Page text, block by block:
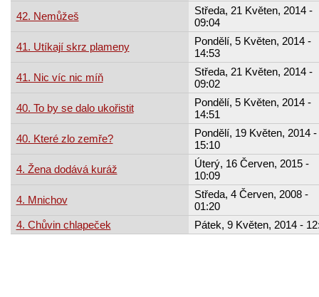
42. Nemůžeš
Středa, 21 Květen, 2014 -
09:04
41. Utíkají skrz plameny
Pondělí, 5 Květen, 2014 -
14:53
41. Nic víc nic míň
Středa, 21 Květen, 2014 -
09:02
40. To by se dalo ukořistit
Pondělí, 5 Květen, 2014 -
14:51
40. Které zlo zemře?
Pondělí, 19 Květen, 2014 -
15:10
4. Žena dodává kuráž
Úterý, 16 Červen, 2015 -
10:09
4. Mnichov
Středa, 4 Červen, 2008 -
01:20
4. Chůvin chlapeček
Pátek, 9 Květen, 2014 -